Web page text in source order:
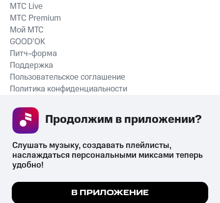
СКАЧАТЬ ПРИЛОЖЕНИЕ
MTС Live
MTС Premium
Мой МТС
GOOD’OK
Питч-форма
Поддержка
Пользовательское соглашение
Политика конфиденциальности
психотропных веществ, их аналогов причиняет вред здоровью,
их незаконный оборот запрещён и влечёт установленную
Мы используем куки, чтобы на сайте все
Подробнее
Слушать музыку, создавать плейлисты,
наслаждаться персональными миксами теперь
удобно!
В ПРИЛОЖЕНИЕ